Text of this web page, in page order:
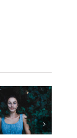
Duis ac massa semper
maximus